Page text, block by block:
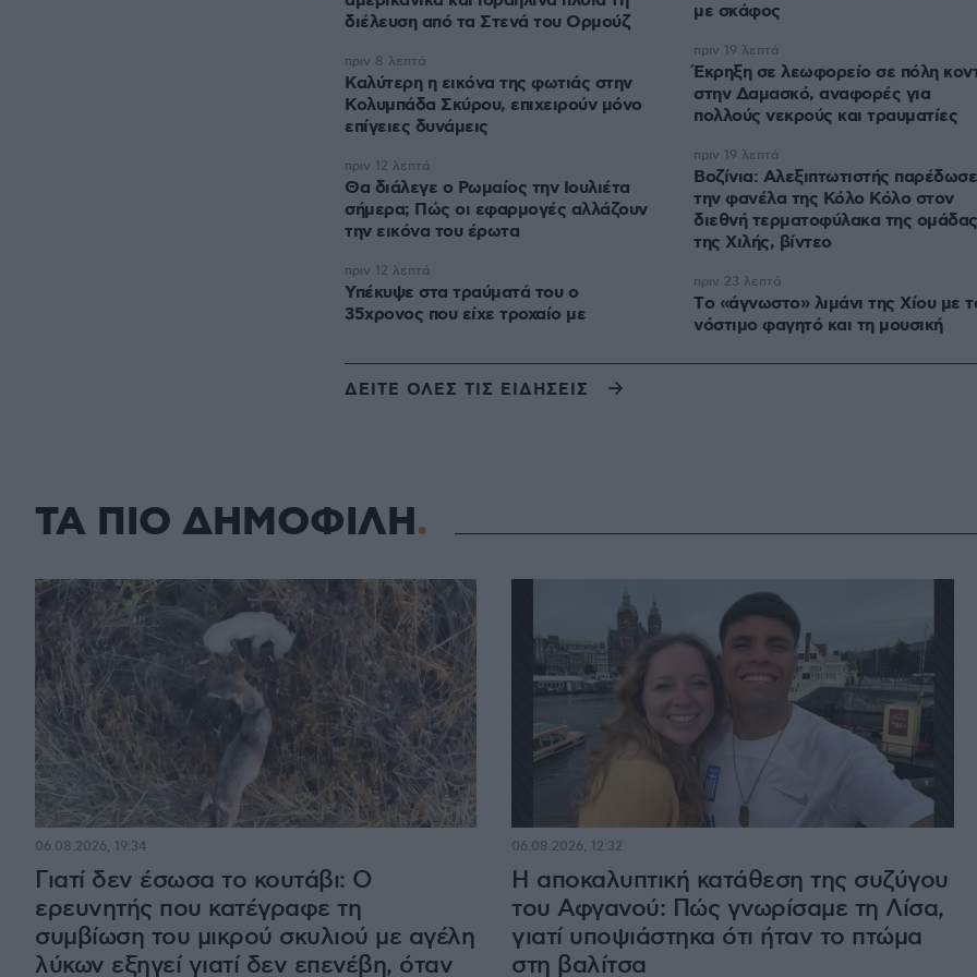
διέλευση από τα Στενά του Ορμούζ
Καλύτερη η εικόνα της φωτιάς στην
Κολυμπάδα Σκύρου, επιχειρούν μόνο
επίγειες δυνάμεις
πριν 8 λεπτά
Θα διάλεγε ο Ρωμαίος την Ιουλιέτα
σήμερα; Πώς οι εφαρμογές αλλάζουν
την εικόνα του έρωτα
πριν 12 λεπτά
Υπέκυψε στα τραύματά του ο
35χρονος που είχε τροχαίο με
πριν 12 λεπτά
με σκάφος
Έκρηξη σε λεωφορείο σε πόλη
στην Δαμασκό, αναφορές για
πολλούς νεκρούς και τραυματίες
πριν 19 λεπτά
Βοζίνια: Αλεξιπτωτιστής παρέδωσε
την φανέλα της Κόλο Κόλο στον
διεθνή τερματοφύλακα της ομάδας
της Χιλής, βίντεο
πριν 19 λεπτά
Tο «άγνωστο» λιμάνι της Χίου με
νόστιμο φαγητό και τη μουσική
πριν 23 λεπτά
ΔΕΙΤΕ ΟΛΕΣ ΤΙΣ ΕΙΔΗΣΕΙΣ
ΤΑ ΠΙΟ ΔΗΜΟΦΙΛΗ
Γιατί δεν έσωσα το κουτάβι: Ο
ερευνητής που κατέγραφε τη
συμβίωση του μικρού σκυλιού με αγέλη
λύκων εξηγεί γιατί δεν επενέβη, όταν
06.08.2026, 19:34
Η αποκαλυπτική κατάθεση της συζύγου
του Αφγανού: Πώς γνωρίσαμε τη Λίσα,
γιατί υποψιάστηκα ότι ήταν το πτώμα
στη βαλίτσα
06.08.2026, 12:32